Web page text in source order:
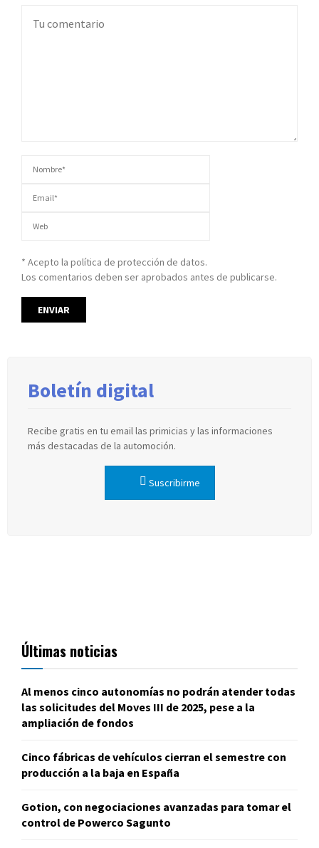
* Acepto la política de protección de datos.
Los comentarios deben ser aprobados antes de publicarse.
Boletín digital
Recibe gratis en tu email las primicias y las informaciones
más destacadas de la automoción.
Suscribirme
Últimas noticias
Al menos cinco autonomías no podrán atender todas
las solicitudes del Moves III de 2025, pese a la
ampliación de fondos
Cinco fábricas de vehículos cierran el semestre con
producción a la baja en España
Gotion, con negociaciones avanzadas para tomar el
control de Powerco Sagunto